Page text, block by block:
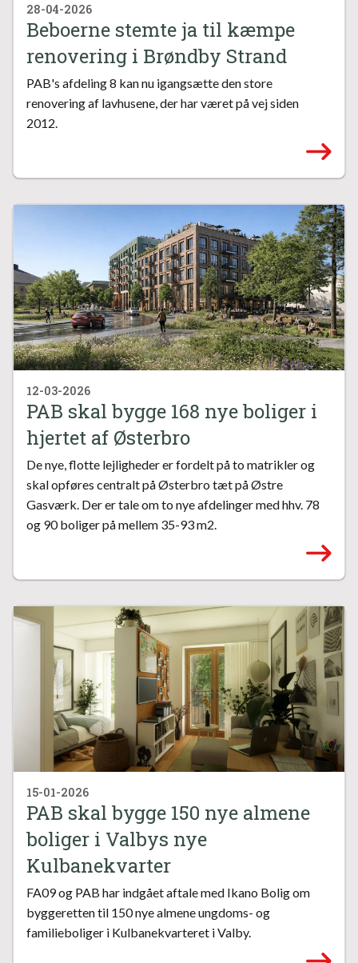
28-04-2026
Beboerne stemte ja til kæmpe
renovering i Brøndby Strand
PAB's afdeling 8 kan nu igangsætte den store
renovering af lavhusene, der har været på vej siden
2012.
12-03-2026
PAB skal bygge 168 nye boliger i
hjertet af Østerbro
De nye, flotte lejligheder er fordelt på to matrikler og
skal opføres centralt på Østerbro tæt på Østre
Gasværk. Der er tale om to nye afdelinger med hhv. 78
og 90 boliger på mellem 35-93 m2.
15-01-2026
PAB skal bygge 150 nye almene
boliger i Valbys nye
Kulbanekvarter
FA09 og PAB har indgået aftale med Ikano Bolig om
byggeretten til 150 nye almene ungdoms- og
familieboliger i Kulbanekvarteret i Valby.